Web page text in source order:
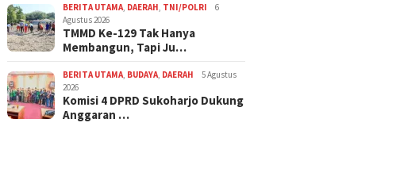
BERITA UTAMA DAERAH TNI/POLRI
6
Agustus 2026
TMMD Ke-129 Tak Hanya
Membangun, Tapi Ju…
BERITA UTAMA BUDAYA DAERAH
5 Agustus
2026
Komisi 4 DPRD Sukoharjo Dukung
Anggaran …